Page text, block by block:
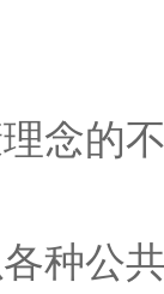
念的
种公